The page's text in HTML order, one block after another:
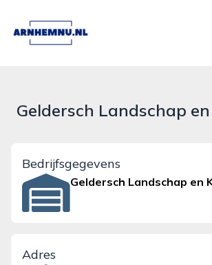
arnhemnu.nl
Geldersch Landschap
Bedrijfsgegevens
Geldersch Landschap en
Adres